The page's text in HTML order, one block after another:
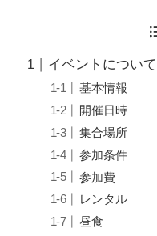
イベントについて
基本情報
開催日時
集合場所
参加条件
参加費
レンタル
昼食